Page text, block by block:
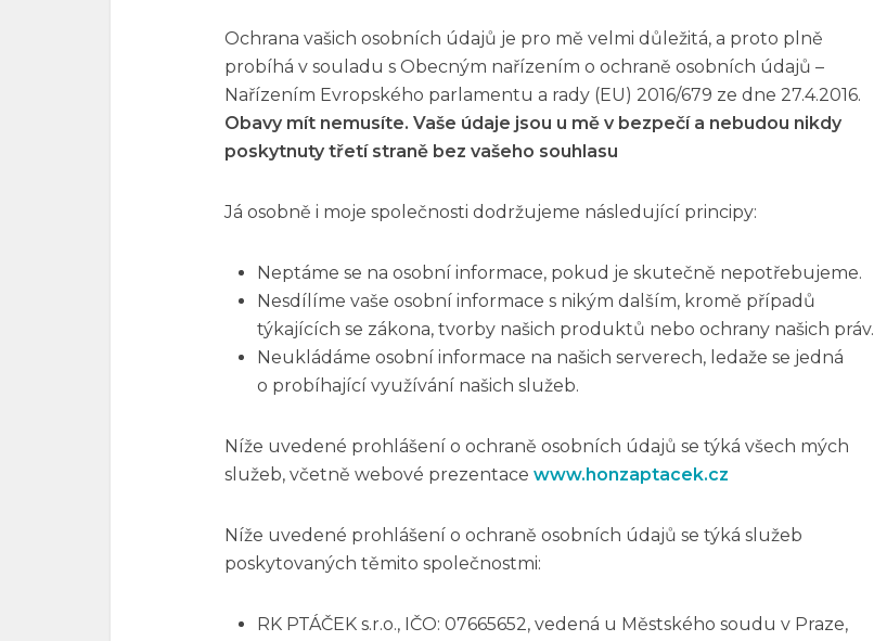
Ochrana vašich osobních údajů je pro mě velmi důležitá, a proto plně
probíhá v souladu s Obecným nařízením o ochraně osobních údajů –
Nařízením Evropského parlamentu a rady (EU) 2016/679 ze dne 27.4.2016.
Obavy mít nemusíte. Vaše údaje jsou u mě v bezpečí a nebudou nikdy
poskytnuty třetí straně bez vašeho souhlasu
Já osobně i moje společnosti dodržujeme následující principy:
Neptáme se na osobní informace, pokud je skutečně nepotřebujeme.
Nesdílíme vaše osobní informace s nikým dalším, kromě případů
týkajících se zákona, tvorby našich produktů nebo ochrany našich práv.
Neukládáme osobní informace na našich serverech, ledaže se jedná
o probíhající využívání našich služeb.
Níže uvedené prohlášení o ochraně osobních údajů se týká všech mých
služeb, včetně webové prezentace www.honzaptacek.cz
Níže uvedené prohlášení o ochraně osobních údajů se týká služeb
poskytovaných těmito společnostmi:
RK PTÁČEK s.r.o., IČO: 07665652, vedená u Městského soudu v Praze,